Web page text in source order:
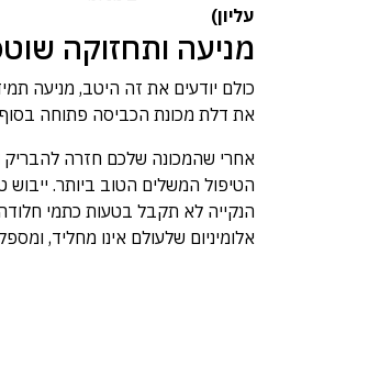
עליון)
מניעה ותחזוקה
כולם יודעים את זה היטב, מניעה
את דלת מכונת הכביסה פתוחה
אחרי שהמכונה שלכם חזרה להבריק
הטיפול המשלים הטוב ביותר.
אלומיניום שלעולם אינו מחליד,